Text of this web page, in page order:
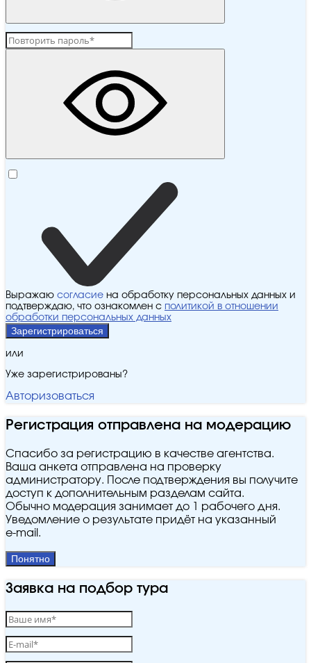
Выражаю согласие на обработку персональных данных и
подтверждаю, что ознакомлен с политикой в отношении
обработки персональных данных
Зарегистрироваться
или
Уже зарегистрированы?
Авторизоваться
Регистрация отправлена на модерацию
Спасибо за регистрацию в качестве агентства.
Ваша анкета отправлена на проверку
администратору. После подтверждения вы получите
доступ к дополнительным разделам сайта.
Обычно модерация занимает до 1 рабочего дня.
Уведомление о результате придёт на указанный
e‑mail.
Понятно
Заявка на подбор тура